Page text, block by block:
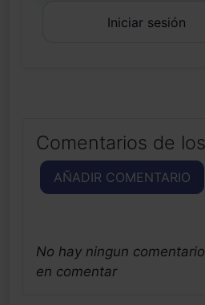
Iniciar sesión
Comentarios de
AÑADIR COMENTARIO
No hay ningun
en comentar